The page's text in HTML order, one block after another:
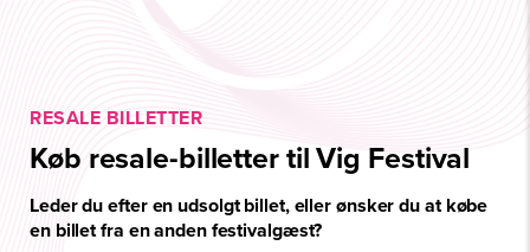
RESALE BILLETTER
Køb resale-billetter til Vig Festival
Leder du efter en udsolgt billet, eller ønsker du at købe
en billet fra en anden festivalgæst?